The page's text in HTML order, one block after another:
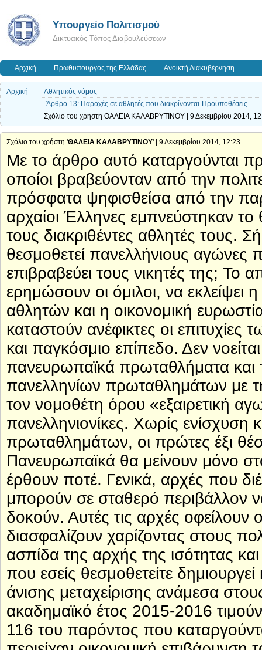
Υπουργείο Πολιτισμού
Δικτυακός Τόπος Διαβουλεύσεων
Αρχική Πρωθυπουργός της Ελλάδας Ανοικτή Διακυβέρνηση
Αρχική
Αθλητικός νόμος
Άρθρο 13: Παροχές σε αθλητές που διακρίνονται-Προϋποθέσεις
Σχόλιο του χρήστη ΘΑΛΕΙΑ ΚΑΛΑΒΡΥΤΙΝΟΥ | 9 Δεκεμβρίου 2014,
Σχόλιο του χρήστη 'ΘΑΛΕΙΑ ΚΑΛΑΒΡΥΤΙΝΟΥ' | 9 Δεκεμβρίου 2014, 12:23
Με το άρθρο αυτό καταργούνται
οποίοι βραβεύονταν από την
πρόσφατα ψηφισθείσα από την
αρχαίοι Έλληνες εμπνεύστηκαν το
τους διακριθέντες αθλητές τους.
θεσμοθετεί πανελλήνιους αγώνες
επιβραβεύει τους νικητές της; Το
ερημώσουν οι όμιλοι, να
αθλητών και η οικονομική
καταστούν ανέφικτες οι
και παγκόσμιο επίπεδο. Δεν
πανευρωπαϊκά πρωταθλήματα
πανελληνίων πρωταθλημάτων με
τον νομοθέτη όρου «εξαιρετική
πανελληνιονίκες. Χωρίς
πρωταθλημάτων, οι πρώτες έξι
Πανευρωπαϊκά θα μείνουν μόνο
έρθουν ποτέ. Γενικά, αρχές που
μπορούν σε σταθερό περιβάλλον
δοκούν. Αυτές τις αρχές οφείλουν
διασφαλίζουν χαρίζοντας στους
ασπίδα της αρχής της ισότητας
που εσείς θεσμοθετείτε
άνισης μεταχείρισης ανάμεσα
ακαδημαϊκό έτος 2015-2016
116 του παρόντος που